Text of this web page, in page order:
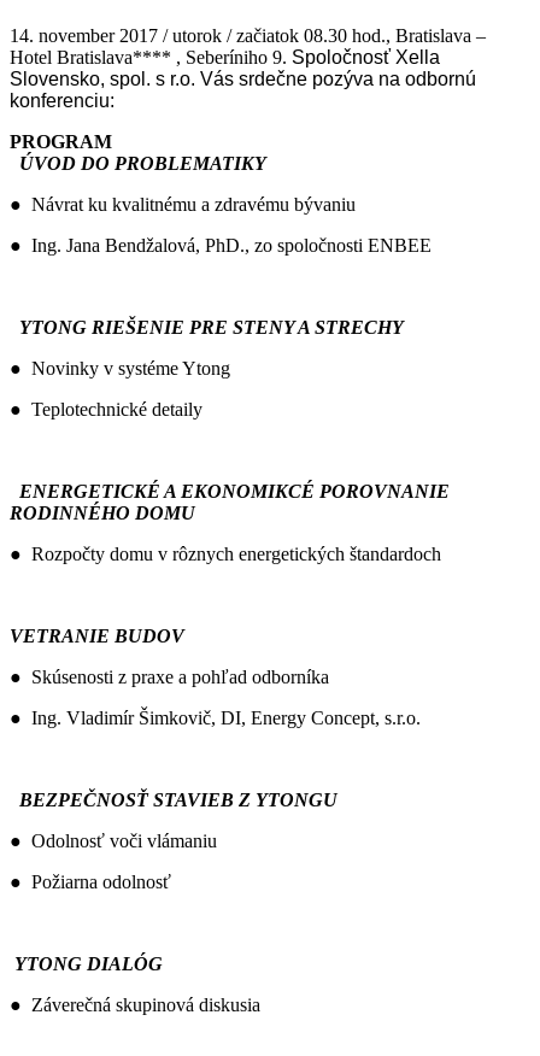
14. november 2017 / utorok / začiatok 08.30 hod., Bratislava –
Hotel Bratislava**** , Seberíniho 9. Spoločnosť Xella
Slovensko, spol. s r.o. Vás srdečne pozýva na odbornú
konferenciu:
PROGRAM
ÚVOD DO PROBLEMATIKY
● Návrat ku kvalitnému a zdravému bývaniu
● Ing. Jana Bendžalová, PhD., zo spoločnosti ENBEE
YTONG RIEŠENIE PRE STENY A STRECHY
● Novinky v systéme Ytong
● Teplotechnické detaily
ENERGETICKÉ A EKONOMIKCÉ POROVNANIE
RODINNÉHO DOMU
● Rozpočty domu v rôznych energetických štandardoch
VETRANIE BUDOV
● Skúsenosti z praxe a pohľad odborníka
● Ing. Vladimír Šimkovič, DI, Energy Concept, s.r.o.
BEZPEČNOSŤ STAVIEB Z YTONGU
● Odolnosť voči vlámaniu
● Požiarna odolnosť
YTONG DIALÓG
● Záverečná skupinová diskusia